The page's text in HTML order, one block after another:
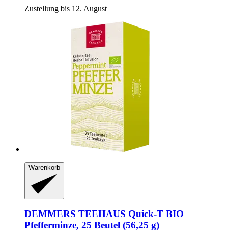
Zustellung bis 12. August
Warenkorb
DEMMERS TEEHAUS Quick-​T BIO
Pfefferminze, 25 Beutel (56,25 g)